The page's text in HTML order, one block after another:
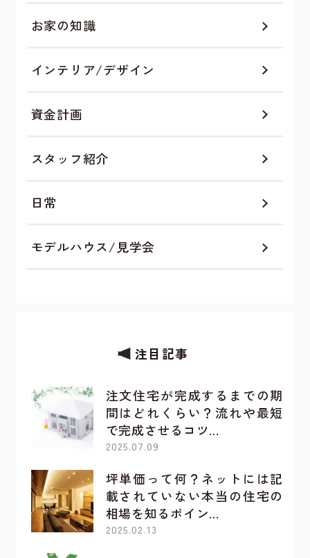
お家の知識
インテリア/デザイン
資金計画
スタッフ紹介
日常
モデルハウス/見学会
注目記事
注文住宅が完成するまでの期
間はどれくらい？流れや最短
で完成させるコツ…
2025.07.09
坪単価って何？ネットには記
載されていない本当の住宅の
相場を知るポイン…
2025.02.13